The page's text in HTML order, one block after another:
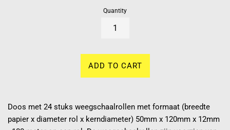
Quantity
ADD TO CART
Doos met 24 stuks weegschaalrollen met formaat (breedte
papier x diameter rol x kerndiameter) 50mm x 120mm x 12mm